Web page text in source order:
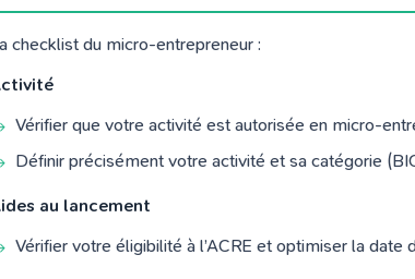
checklist du micro-entrepreneur :
Vérifier que votre activité est autorisée en micro-
Définir précisément votre activité et sa catégorie
au lancement
Vérifier votre éligibilité à l’ACRE et optimiser la date